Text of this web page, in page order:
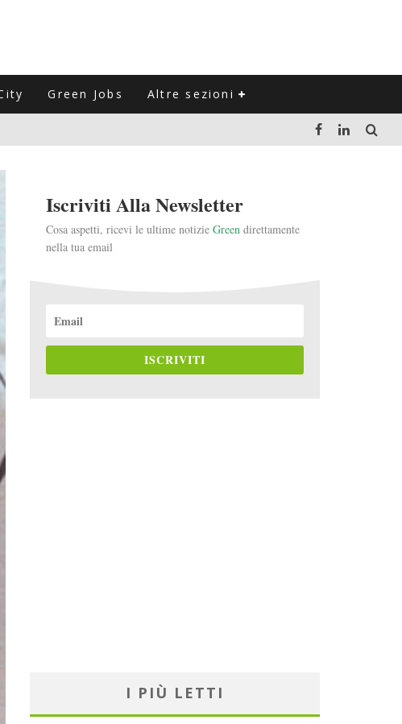
Green Jobs Altre sezioni
PER EVITARLI)
L'ITALIA
Iscriviti Alla Newsletter
Cosa aspetti, ricevi le ultime notizie Green direttamente
nella tua email
ISCRIVITI
I PIÙ LETTI